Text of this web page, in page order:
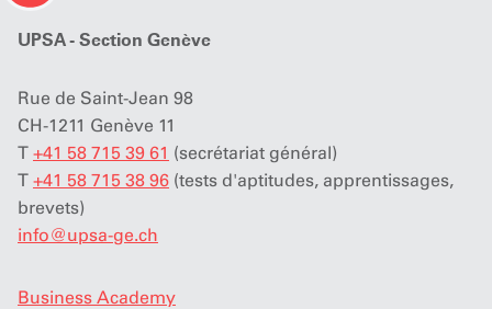
UPSA - Section Genève
Rue de Saint-Jean 98
CH-1211 Genève 11
T +41 58 715 39 61 (secrétariat général)
T +41 58 715 38 96 (tests d'aptitudes, apprentissages,
brevets)
info@upsa-ge.ch
Business Academy